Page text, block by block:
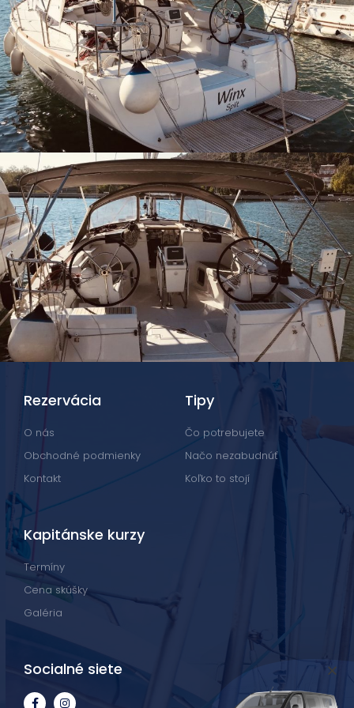
Rezervácia
O nás
Obchodné podmienky
Kontakt
Tipy
Čo potrebujete
Načo nezabudnúť
Koľko to stojí
Kapitánske kurzy
Termíny
Cena skúšky
Galéria
Socialné siete